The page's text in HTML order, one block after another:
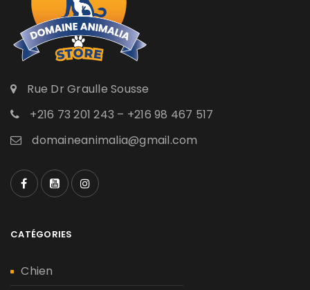
Rue Dr Graulle Sousse
+216 73 201 243 – +216 98 467 517
domaineanimalia@gmail.com
CATÉGORIES
Chien